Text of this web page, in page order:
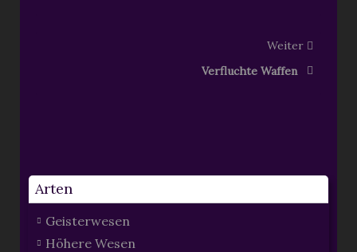
Arten
Geisterwesen
Höhere Wesen
Weiter
Verfluchte Waffen